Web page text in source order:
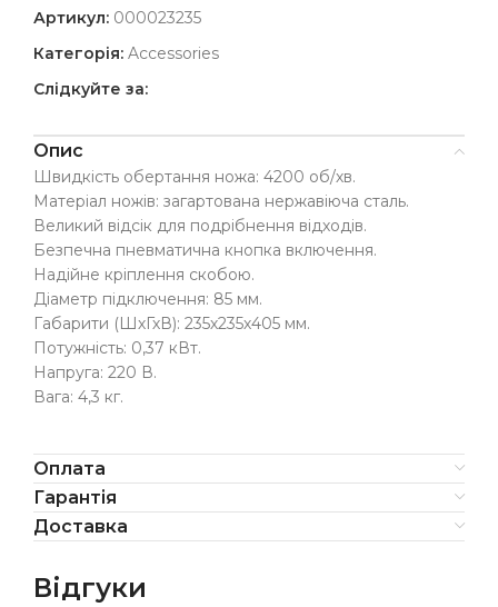
Артикул: 000023235
Категорія: Accessories
Слідкуйте за:
Опис
Швидкість обертання ножа: 4200 об/хв.
Матеріал ножів: загартована нержавіюча сталь.
Великий відсік для подрібнення відходів.
Безпечна пневматична кнопка включення.
Надійне кріплення скобою.
Діаметр підключення: 85 мм.
Габарити (ШхГхВ): 235х235х405 мм.
Потужність: 0,37 кВт.
Напруга: 220 В.
Вага: 4,3 кг.
Оплата
Гарантія
Доставка
Відгуки